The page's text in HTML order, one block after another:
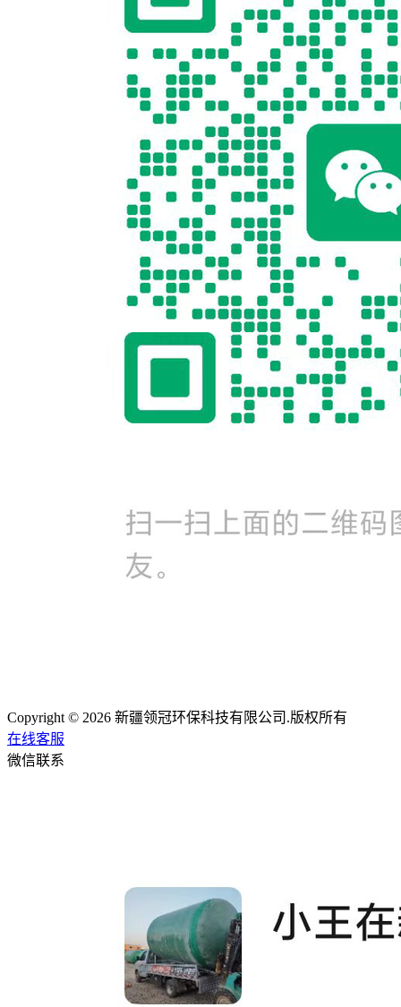
Copyright © 2026 新疆领冠环保科技有限公司.版权所有
在线客服
微信联系